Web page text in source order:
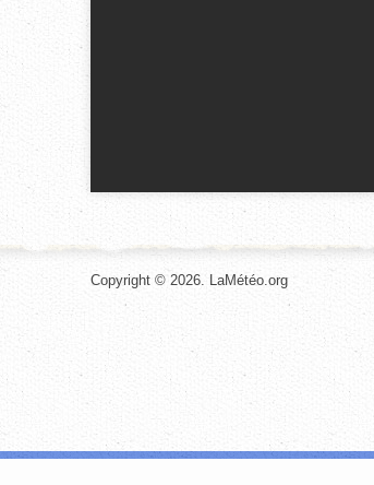
Copyright © 2026. LaMétéo.org